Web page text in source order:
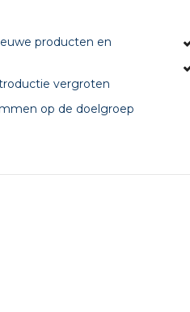
producten en
vergroten
op de doelgroep